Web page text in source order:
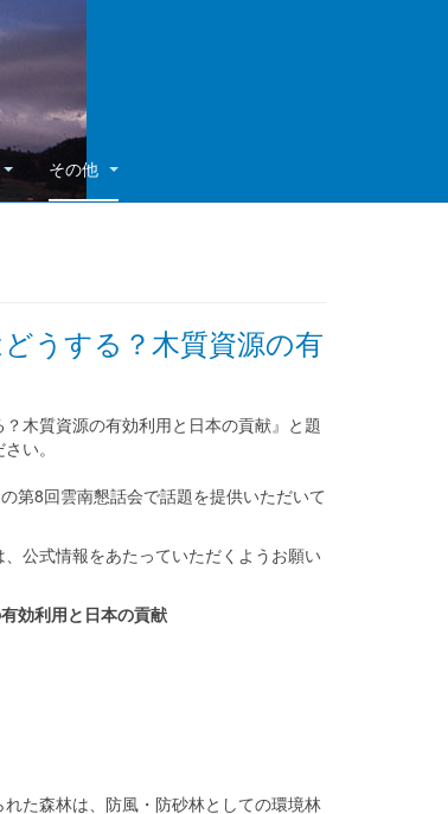
その他
うする？木質資源の有
木質資源の有効利用と日本の貢献』と題
い。
第8回雲南懇話会で話題を提供いただいて
公式情報をあたっていただくようお願い
効利用と日本の貢献
た森林は、防風・防砂林としての環境林